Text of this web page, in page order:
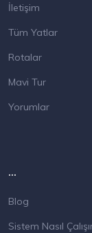
İletişim
Tüm Yatlar
Rotalar
Mavi Tur
Yorumlar
...
Blog
Sistem Nasıl